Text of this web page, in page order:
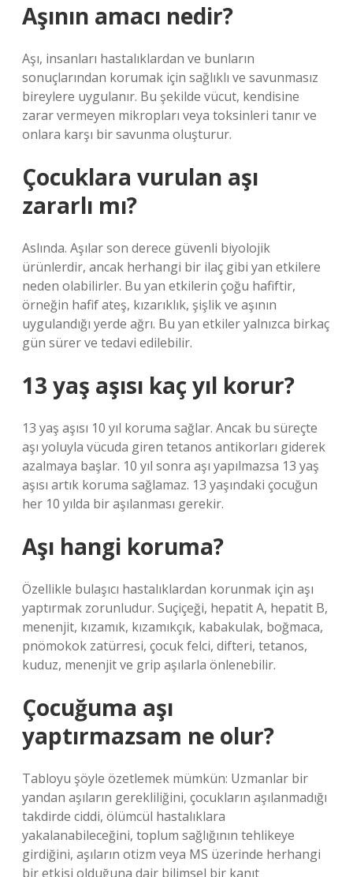
Aşının amacı nedir?
Aşı, insanları hastalıklardan ve bunların
sonuçlarından korumak için sağlıklı ve savunmasız
bireylere uygulanır. Bu şekilde vücut, kendisine
zarar vermeyen mikropları veya toksinleri tanır ve
onlara karşı bir savunma oluşturur.
Çocuklara vurulan aşı
zararlı mı?
Aslında. Aşılar son derece güvenli biyolojik
ürünlerdir, ancak herhangi bir ilaç gibi yan etkilere
neden olabilirler. Bu yan etkilerin çoğu hafiftir,
örneğin hafif ateş, kızarıklık, şişlik ve aşının
uygulandığı yerde ağrı. Bu yan etkiler yalnızca birkaç
gün sürer ve tedavi edilebilir.
13 yaş aşısı kaç yıl korur?
13 yaş aşısı 10 yıl koruma sağlar. Ancak bu süreçte
aşı yoluyla vücuda giren tetanos antikorları giderek
azalmaya başlar. 10 yıl sonra aşı yapılmazsa 13 yaş
aşısı artık koruma sağlamaz. 13 yaşındaki çocuğun
her 10 yılda bir aşılanması gerekir.
Aşı hangi koruma?
Özellikle bulaşıcı hastalıklardan korunmak için aşı
yaptırmak zorunludur. Suçiçeği, hepatit A, hepatit B,
menenjit, kızamık, kızamıkçık, kabakulak, boğmaca,
pnömokok zatürresi, çocuk felci, difteri, tetanos,
kuduz, menenjit ve grip aşılarla önlenebilir.
Çocuğuma aşı
yaptırmazsam ne olur?
Tabloyu şöyle özetlemek mümkün: Uzmanlar bir
yandan aşıların gerekliliğini, çocukların aşılanmadığı
takdirde ciddi, ölümcül hastalıklara
yakalanabileceğini, toplum sağlığının tehlikeye
girdiğini, aşıların otizm veya MS üzerinde herhangi
bir etkisi olduğuna dair bilimsel bir kanıt